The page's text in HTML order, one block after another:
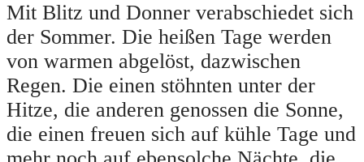
Mit Blitz und Donner verabschiedet sich
der Sommer. Die heißen Tage werden
von warmen abgelöst, dazwischen
Regen. Die einen stöhnten unter der
Hitze, die anderen genossen die Sonne,
die einen freuen sich auf kühle Tage und